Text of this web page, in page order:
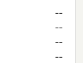
--
--
--
--